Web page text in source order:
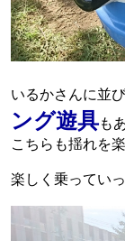
いるかさんに並
ング遊具も
こちらも揺れを
楽しく乗ってい